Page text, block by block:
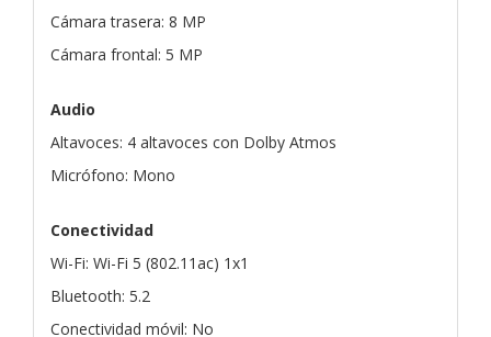
Cámara trasera: 8 MP
Cámara frontal: 5 MP
Audio
Altavoces: 4 altavoces con Dolby Atmos
Micrófono: Mono
Conectividad
Wi-Fi: Wi-Fi 5 (802.11ac) 1x1
Bluetooth: 5.2
Conectividad móvil: No